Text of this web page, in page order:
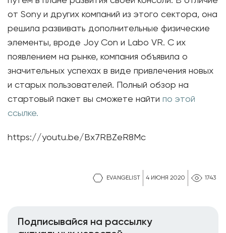
EVANGELIST 4 ИЮНЯ 2020 1743
от Sony и других компаний из этого сектора, она
решила развивать дополнительные физические
элементы, вроде Joy Con и Labo VR. С их
появлением на рынке, компания объявила о
значительных успехах в виде привлечения новых
и старых пользователей. Полный обзор на
стартовый пакет вы сможете найти по этой
ссылке.
https://youtu.be/Bx7RBZeR8Mc
Подписывайся на рассылку